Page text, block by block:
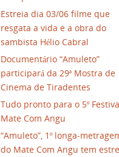
Estreia dia 03/06 filme que
resgata a vida e a obra do
sambista Hélio Cabral
Documentário “Amuleto”
participará da 29ª Mostra de
Cinema de Tiradentes
Tudo pronto para o 5º
Mate Com Angu
“Amuleto”, 1º longa-
do Mate Com Angu tem